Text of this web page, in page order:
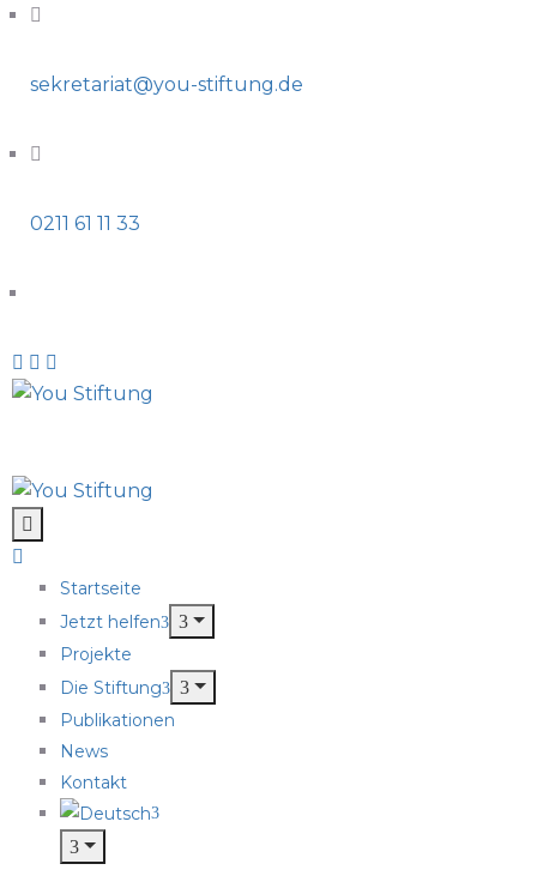
sekretariat@you-stiftung.de
0211 61 11 33
Startseite
Jetzt helfen
Projekte
Die Stiftung
Publikationen
News
Kontakt